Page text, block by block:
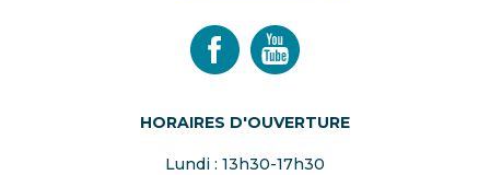
HORAIRES D'OUVERTURE
Lundi : 13h30-17h30